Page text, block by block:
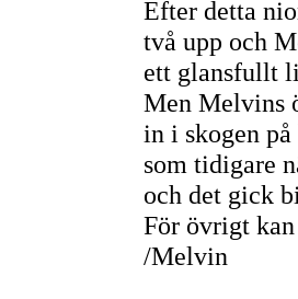
Efter detta
två upp och
ett glansfullt
Men Melvins
in i skogen
som tidigare
och det gick
För övrigt
/Melvin